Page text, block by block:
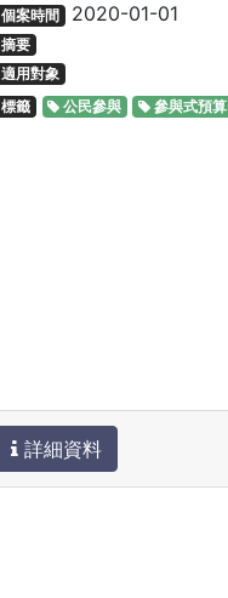
個案時間 2020-01-01
摘要
適用對象
標籤
公民參與 參與式預算
詳細資料